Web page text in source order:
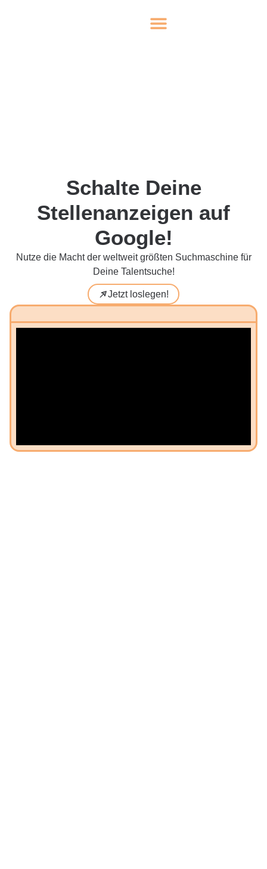
Schalte Deine
Stellenanzeigen auf
Google!
Nutze die Macht der weltweit größten Suchmaschine für
Deine Talentsuche!
Jetzt loslegen!